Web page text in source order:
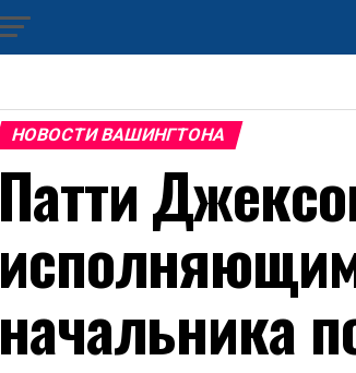
НОВОСТИ ВАШИНГТОНА
Патти
начальника